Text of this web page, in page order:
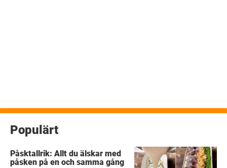
Populärt
Påsktallrik: Allt du älskar med
påsken på en och samma gång